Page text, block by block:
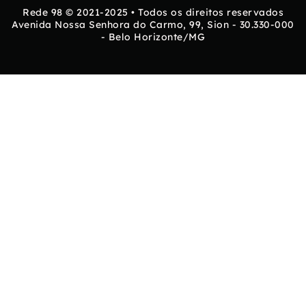
Rede 98 © 2021-2025 • Todos os direitos reservados
Avenida Nossa Senhora do Carmo, 99, Sion - 30.330-000
- Belo Horizonte/MG